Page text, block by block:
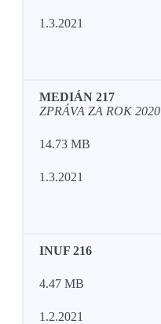
1.3.2021
MEDIÁN 217
ZPRÁVA ZA ROK 2020
14.73 MB
1.3.2021
INUF 216
4.47 MB
1.2.2021